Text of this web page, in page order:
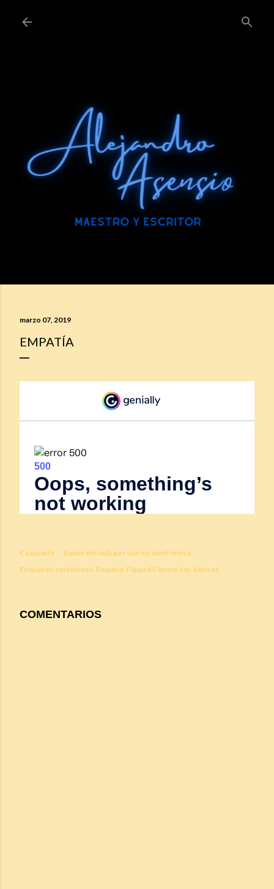
Ir al contenido principal
marzo 07, 2019
EMPATÍA
Compartir
Enviar entrada por correo electrónico
Etiquetas: emociones Empatía Flipped Classroom Valores
COMENTARIOS